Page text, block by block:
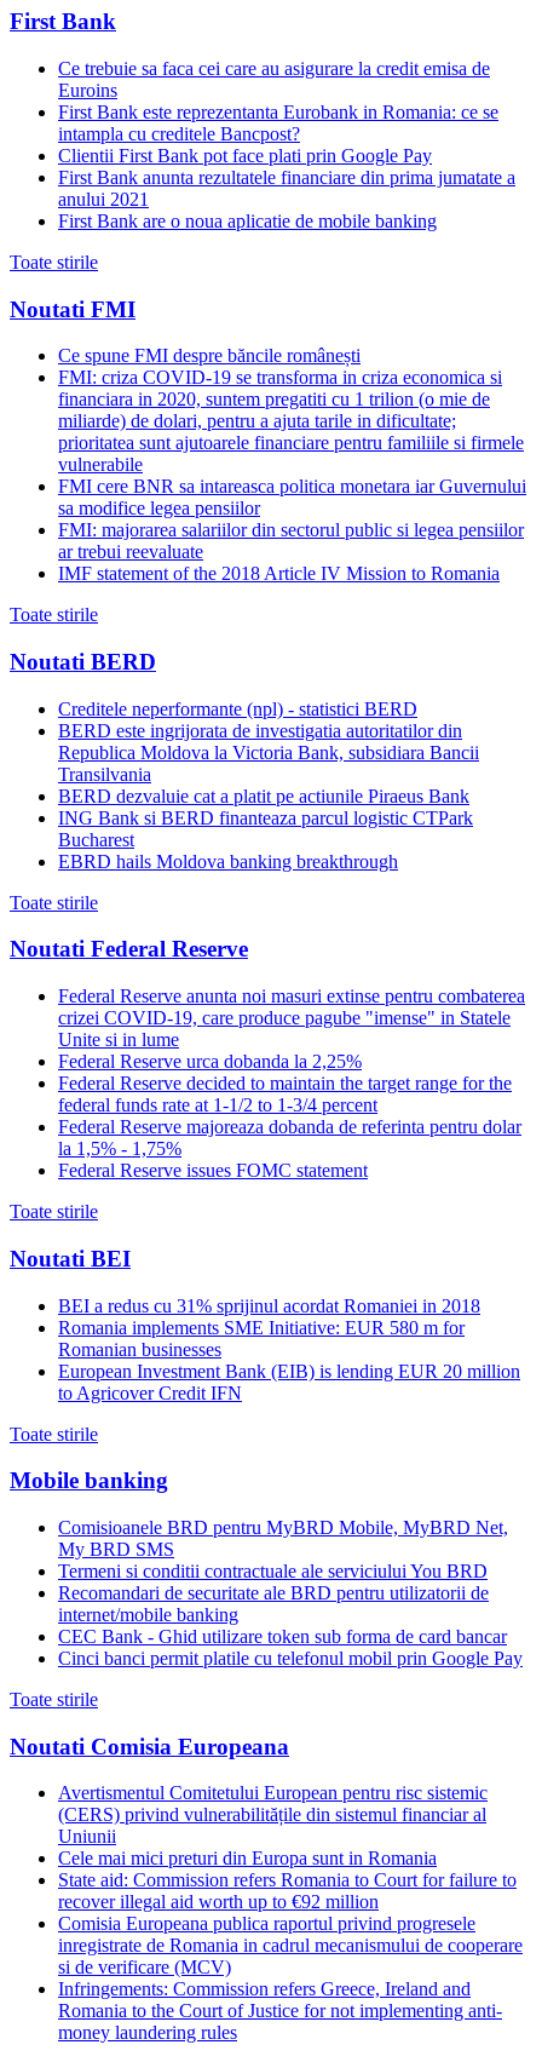
First Bank
Ce trebuie sa faca cei care au asigurare la credit emisa de
Euroins
First Bank este reprezentanta Eurobank in Romania: ce se
intampla cu creditele Bancpost?
Clientii First Bank pot face plati prin Google Pay
First Bank anunta rezultatele financiare din prima jumatate a
anului 2021
First Bank are o noua aplicatie de mobile banking
Toate stirile
Noutati FMI
Ce spune FMI despre băncile românești
FMI: criza COVID-19 se transforma in criza economica si
financiara in 2020, suntem pregatiti cu 1 trilion (o mie de
miliarde) de dolari, pentru a ajuta tarile in dificultate;
prioritatea sunt ajutoarele financiare pentru familiile si firmele
vulnerabile
FMI cere BNR sa intareasca politica monetara iar Guvernului
sa modifice legea pensiilor
FMI: majorarea salariilor din sectorul public si legea pensiilor
ar trebui reevaluate
IMF statement of the 2018 Article IV Mission to Romania
Toate stirile
Noutati BERD
Creditele neperformante (npl) - statistici BERD
BERD este ingrijorata de investigatia autoritatilor din
Republica Moldova la Victoria Bank, subsidiara Bancii
Transilvania
BERD dezvaluie cat a platit pe actiunile Piraeus Bank
ING Bank si BERD finanteaza parcul logistic CTPark
Bucharest
EBRD hails Moldova banking breakthrough
Toate stirile
Noutati Federal Reserve
Federal Reserve anunta noi masuri extinse pentru combaterea
crizei COVID-19, care produce pagube "imense" in Statele
Unite si in lume
Federal Reserve urca dobanda la 2,25%
Federal Reserve decided to maintain the target range for the
federal funds rate at 1-1/2 to 1-3/4 percent
Federal Reserve majoreaza dobanda de referinta pentru dolar
la 1,5% - 1,75%
Federal Reserve issues FOMC statement
Toate stirile
Noutati BEI
BEI a redus cu 31% sprijinul acordat Romaniei in 2018
Romania implements SME Initiative: EUR 580 m for
Romanian businesses
European Investment Bank (EIB) is lending EUR 20 million
to Agricover Credit IFN
Toate stirile
Mobile banking
Comisioanele BRD pentru MyBRD Mobile, MyBRD Net,
My BRD SMS
Termeni si conditii contractuale ale serviciului You BRD
Recomandari de securitate ale BRD pentru utilizatorii de
internet/mobile banking
CEC Bank - Ghid utilizare token sub forma de card bancar
Cinci banci permit platile cu telefonul mobil prin Google Pay
Toate stirile
Noutati Comisia Europeana
Avertismentul Comitetului European pentru risc sistemic
(CERS) privind vulnerabilitățile din sistemul financiar al
Uniunii
Cele mai mici preturi din Europa sunt in Romania
State aid: Commission refers Romania to Court for failure to
recover illegal aid worth up to €92 million
Comisia Europeana publica raportul privind progresele
inregistrate de Romania in cadrul mecanismului de cooperare
si de verificare (MCV)
Infringements: Commission refers Greece, Ireland and
Romania to the Court of Justice for not implementing anti-
money laundering rules